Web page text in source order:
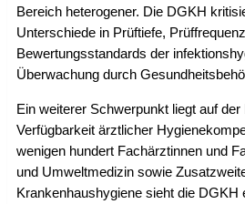
Bereich heterogener. Die DGKH
Unterschiede in Prüftiefe,
Bewertungsstandards der
Überwachung durch
Ein weiterer Schwerpunkt liegt auf der
Verfügbarkeit ärztlicher
wenigen hundert Fachärztinnen und
und Umweltmedizin sowie
Krankenhaushygiene sieht die DGKH